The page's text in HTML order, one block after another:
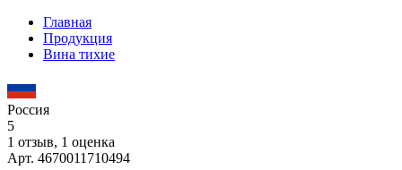
Главная
Продукция
Вина тихие
Россия
5
1 отзыв, 1 оценка
Арт. 4670011710494